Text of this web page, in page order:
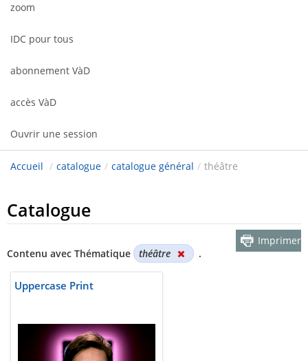
zoom
IDC pour tous
abonnement VàD
accès VàD
Ouvrir une session
Accueil / catalogue / catalogue général / théâtre
Catalogue
Contenu avec Thématique théâtre .
Imprimer
Uppercase Print